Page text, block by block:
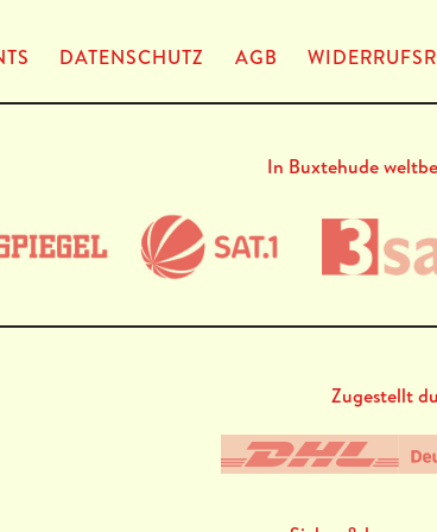
DATEN­SCHUTZ AGB
In Buxtehude
Zugestellt